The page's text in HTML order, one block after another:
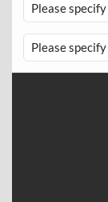
Please
Please